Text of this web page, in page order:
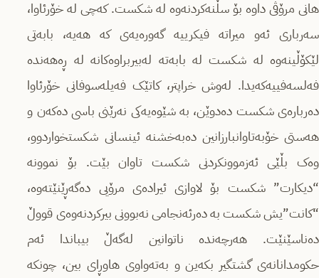
هانی مرۆڤی داوە بۆ سڵنەکردنەوە لە شکست. کەچی لە خۆرئاوا،
سەرباری ئەو میراتە فیکرییە گەورەیەی کە هەیە، بابەتی
لێکۆڵینەوە لە شکست لە بابەتە لەبیربراوەکانە لە ڕەهەندە
فەلسەفییەکەیدا. لەوش خراپتر، کاتێک فەیلەسوفانی خۆرئاوا
دەربارەی شکست دەدوێن، بە شێوەیەکی نەرێنی باسی دەکەن و
هەستی خۆبەتاوانبارزانین دەبەخشنە ئینسانی شکستخواردوو،
وەک بڵێی ئەزموونکردنی شکست تاوان بێت. بۆ نموونە
“دیکارت” شکست بۆ لاوازی ئیرادەی مرۆیی دەگەڕێنێتەوە،
“کانت”یش شکست بە دەرئەنجامی نەبوونی بیرکردنەوەی قووڵ
دەناسێنێت. هەرچەندە ناتوانین لەگەڵ بیباندا ئەم
حکومدانانەی گشتگیر بکەین و بەتەواوی هاوڕای بین، چونکە